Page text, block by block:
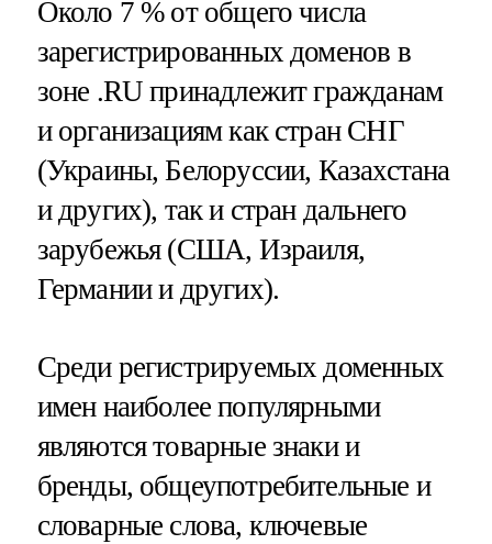
Около 7 % от общего числа
зарегистрированных доменов в
зоне .RU принадлежит гражданам
и организациям как стран СНГ
(Украины, Белоруссии, Казахстана
и других), так и стран дальнего
зарубежья (США, Израиля,
Германии и других).
Среди регистрируемых доменных
имен наиболее популярными
являются товарные знаки и
бренды, общеупотребительные и
словарные слова, ключевые